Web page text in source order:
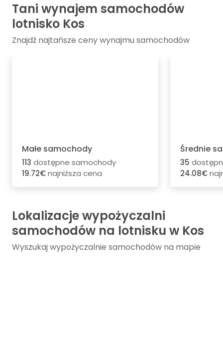
Tani wynajem samochodów
lotnisko Kos
Znajdź najtańsze ceny wynajmu samochodów
Małe samochody
113 dostępne samochody
19.72€najniższa cena
Średnie
35
24.08€
Lokalizacje wypożyczalni
samochodów na lotnisku w Kos
Wyszukaj wypożyczalnie samochodów na mapie